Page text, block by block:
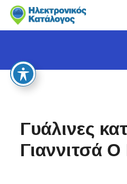
i
Γυάλινες
Γιαννιτσά Ο